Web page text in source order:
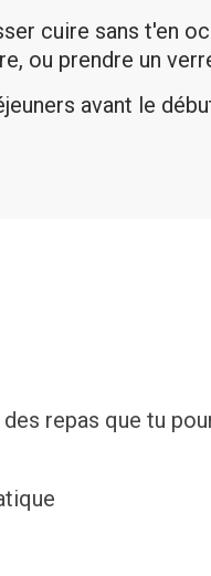
cuire sans t'en
ou prendre un
avant le
repas que tu